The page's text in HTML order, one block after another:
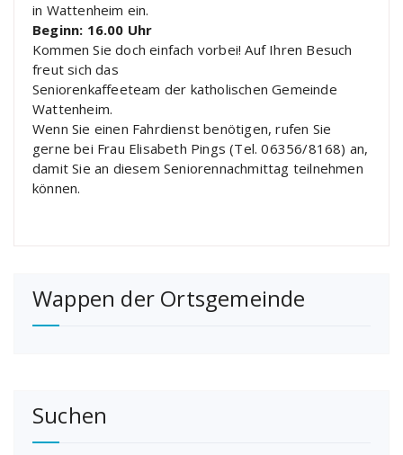
in Wattenheim ein.
Beginn: 16.00 Uhr
Kommen Sie doch einfach vorbei! Auf Ihren Besuch
freut sich das
Seniorenkaffeeteam der katholischen Gemeinde
Wattenheim.
Wenn Sie einen Fahrdienst benötigen, rufen Sie
gerne bei Frau Elisabeth Pings (Tel. 06356/8168) an,
damit Sie an diesem Seniorennachmittag teilnehmen
können.
Wappen der Ortsgemeinde
Suchen